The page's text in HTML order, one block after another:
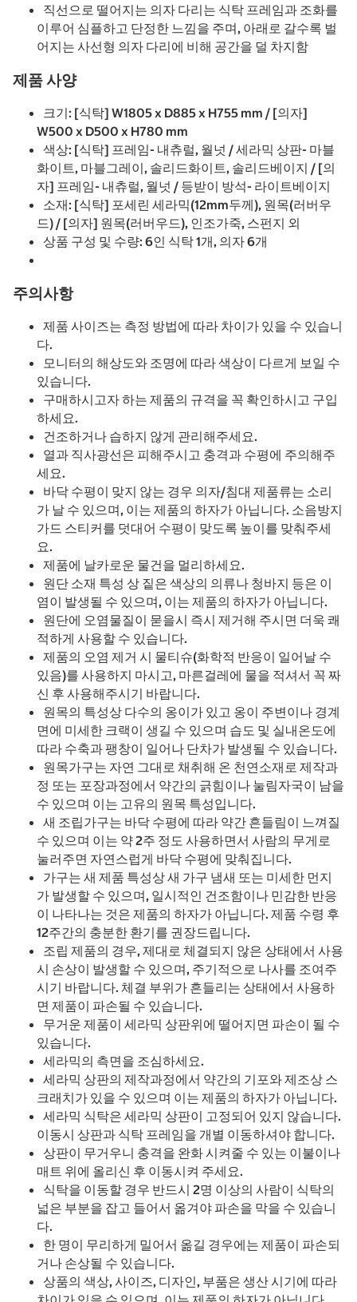
직선으로 떨어지는 의자 다리는 식탁 프레임과 조화를
이루어 심플하고 단정한 느낌을 주며, 아래로 갈수록 벌
어지는 사선형 의자 다리에 비해 공간을 덜 차지함
제품 사양
크기: [식탁] W1805 x D885 x H755 mm / [의자]
W500 x D500 x H780 mm
색상: [식탁] 프레임- 내츄럴, 월넛 / 세라믹 상판- 마블
화이트, 마블그레이, 솔리드화이트, 솔리드베이지 / [의
자] 프레임- 내츄럴, 월넛 / 등받이 방석- 라이트베이지
소재: [식탁] 포세린 세라믹(12mm두께), 원목(러버우
드) / [의자] 원목(러버우드), 인조가죽, 스펀지 외
상품 구성 및 수량: 6인 식탁 1개, 의자 6개
주의사항
제품 사이즈는 측정 방법에 따라 차이가 있을 수 있습니
다.
모니터의 해상도와 조명에 따라 색상이 다르게 보일 수
있습니다.
구매하시고자 하는 제품의 규격을 꼭 확인하시고 구입
하세요.
건조하거나 습하지 않게 관리해주세요.
열과 직사광선은 피해주시고 충격과 수평에 주의해주
세요.
바닥 수평이 맞지 않는 경우 의자/침대 제품류는 소리
가 날 수 있으며, 이는 제품의 하자가 아닙니다. 소음방지
가드 스티커를 덧대어 수평이 맞도록 높이를 맞춰주세
요.
제품에 날카로운 물건을 멀리하세요.
원단 소재 특성 상 짙은 색상의 의류나 청바지 등은 이
염이 발생될 수 있으며, 이는 제품의 하자가 아닙니다.
원단에 오염물질이 묻을시 즉시 제거해 주시면 더욱 쾌
적하게 사용할 수 있습니다.
제품의 오염 제거 시 물티슈(화학적 반응이 일어날 수
있음)를 사용하지 마시고, 마른걸레에 물을 적셔서 꼭 짜
신 후 사용해주시기 바랍니다.
원목의 특성상 다수의 옹이가 있고 옹이 주변이나 경계
면에 미세한 크랙이 생길 수 있으며 습도 및 실내온도에
따라 수축과 팽창이 일어나 단차가 발생될 수 있습니다.
원목가구는 자연 그대로 채취해 온 천연소재로 제작과
정 또는 포장과정에서 약간의 긁힘이나 눌림자국이 남을
수 있으며 이는 고유의 원목 특성입니다.
새 조립가구는 바닥 수평에 따라 약간 흔들림이 느껴질
수 있으며 이는 약 2주 정도 사용하면서 사람의 무게로
눌러주면 자연스럽게 바닥 수평에 맞춰집니다.
가구는 새 제품 특성상 새 가구 냄새 또는 미세한 먼지
가 발생할 수 있으며, 일시적인 건조함이나 민감한 반응
이 나타나는 것은 제품의 하자가 아닙니다. 제품 수령 후
12주간의 충분한 환기를 권장드립니다.
조립 제품의 경우, 제대로 체결되지 않은 상태에서 사용
시 손상이 발생할 수 있으며, 주기적으로 나사를 조여주
시기 바랍니다. 체결 부위가 흔들리는 상태에서 사용하
면 제품이 파손될 수 있습니다.
무거운 제품이 세라믹 상판위에 떨어지면 파손이 될 수
있습니다.
세라믹의 측면을 조심하세요.
세라믹 상판의 제작과정에서 약간의 기포와 제조상 스
크래치가 있을 수 있으며 이는 제품의 하자가 아닙니다.
세라믹 식탁은 세라믹 상판이 고정되어 있지 않습니다.
이동시 상판과 식탁 프레임을 개별 이동하셔야 합니다.
상판이 무거우니 충격을 완화 시켜줄 수 있는 이불이나
매트 위에 올리신 후 이동시켜 주세요.
식탁을 이동할 경우 반드시 2명 이상의 사람이 식탁의
넓은 부분을 잡고 들어서 옮겨야 파손을 막을 수 있습니
다.
한 명이 무리하게 밀어서 옮길 경우에는 제품이 파손되
거나 손상될 수 있습니다.
상품의 색상, 사이즈, 디자인, 부품은 생산 시기에 따라